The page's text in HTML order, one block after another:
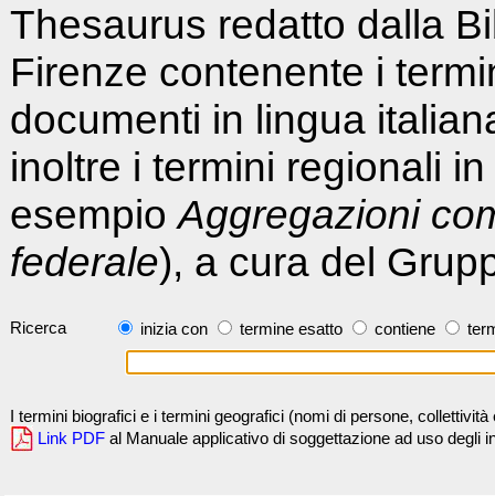
Thesaurus redatto dalla
Firenze contenente i
documenti in lingua
inoltre i termini regionali
esempioAggregazioni
federale), a cura del
Ricerca inizia con termine esatto contiene
I termini biografici e i termini geografici (nomi di persone,
Link PDF al Manuale applicativo di soggettazione ad uso degli